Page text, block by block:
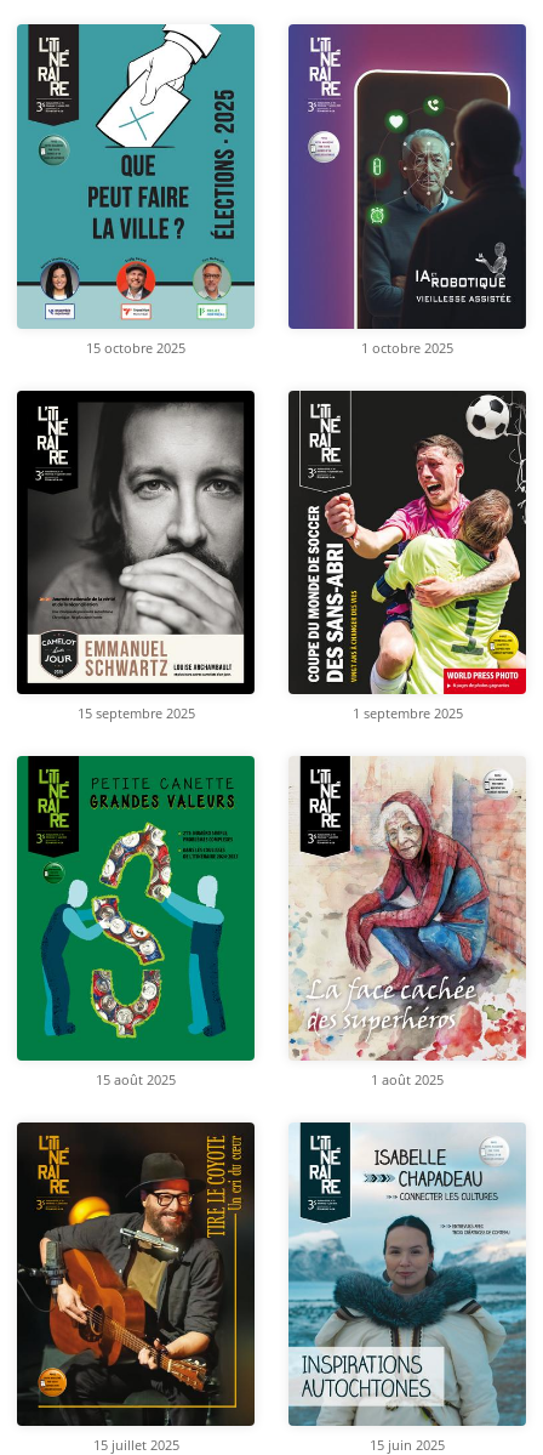
15 octobre 2025 1 octobre 2025
15 septembre 2025 1 septembre 2025
15 août 2025 1 août 2025
15 juillet 2025 15 juin 2025